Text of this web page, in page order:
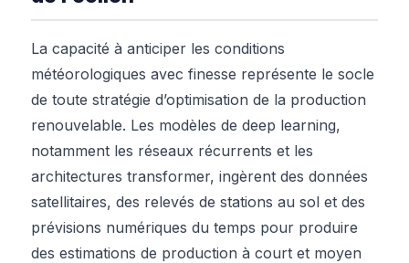
La capacité à anticiper les conditions
météorologiques avec finesse représente le socle
de toute stratégie d’optimisation de la production
renouvelable. Les modèles de deep learning,
notamment les réseaux récurrents et les
architectures transformer, ingèrent des données
satellitaires, des relevés de stations au sol et des
prévisions numériques du temps pour produire
des estimations de production à court et moyen